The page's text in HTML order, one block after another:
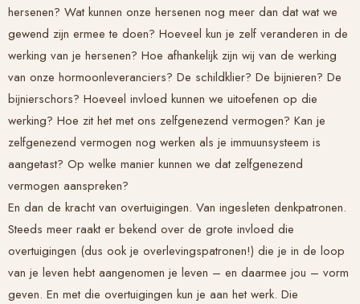
hersenen? Wat kunnen onze hersenen nog meer dan dat wat we
gewend zijn ermee te doen? Hoeveel kun je zelf veranderen in de
werking van je hersenen? Hoe afhankelijk zijn wij van de werking
van onze hormoonleveranciers? De schildklier? De bijnieren? De
bijnierschors? Hoeveel invloed kunnen we uitoefenen op die
werking? Hoe zit het met ons zelfgenezend vermogen? Kan je
zelfgenezend vermogen nog werken als je immuunsysteem is
aangetast? Op welke manier kunnen we dat zelfgenezend
vermogen aanspreken?
En dan de kracht van overtuigingen. Van ingesleten denkpatronen.
Steeds meer raakt er bekend over de grote invloed die
overtuigingen (dus ook je overlevingspatronen!) die je in de loop
van je leven hebt aangenomen je leven – en daarmee jou – vorm
geven. En met die overtuigingen kun je aan het werk. Die